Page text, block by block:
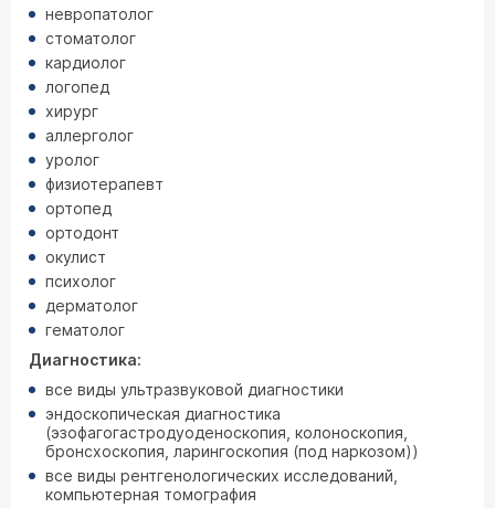
невропатолог
стоматолог
кардиолог
логопед
хирург
аллерголог
уролог
физиотерапевт
ортопед
ортодонт
окулист
психолог
дерматолог
гематолог
Диагностика:
все виды ультразвуковой диагностики
эндоскопическая диагностика
(эзофагогастродуоденоскопия, колоноскопия,
бронсхоскопия, ларингоскопия (под наркозом))
все виды рентгенологических исследований,
компьютерная томография